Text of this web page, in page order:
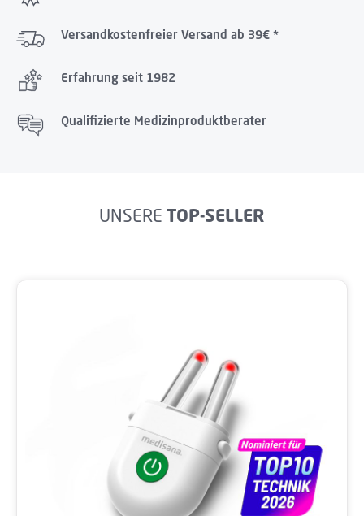
Versandkostenfreier Versand ab 39€ *
Erfahrung seit 1982
Qualifizierte Medizinproduktberater
UNSERE TOP-SELLER